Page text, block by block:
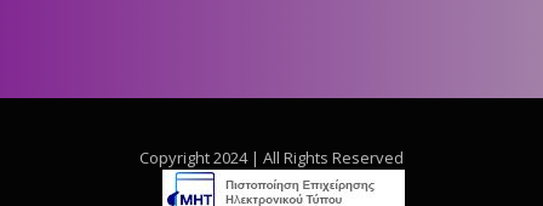
Copyright 2024 | All Rights Reserved